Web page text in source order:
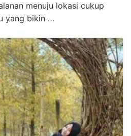
menuju lokasi cukup
yang bikin …